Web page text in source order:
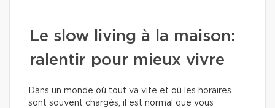
Le slow living à la maison:
ralentir pour mieux vivre
Dans un monde où tout va vite et où les horaires
sont souvent chargés, il est normal que vous